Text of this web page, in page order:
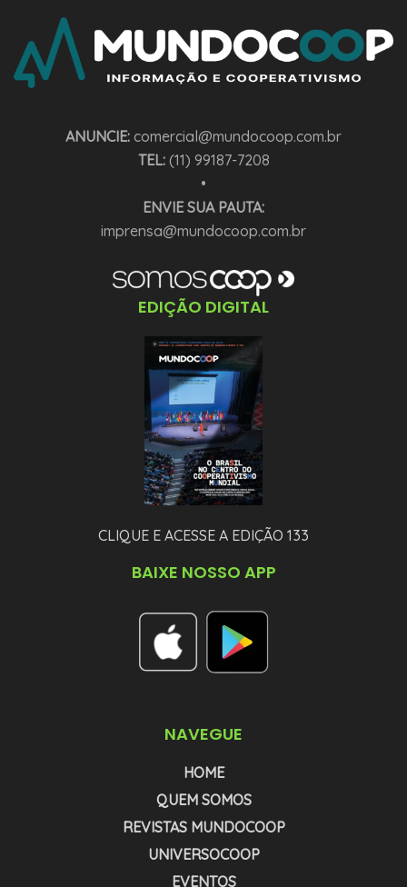
ANUNCIE: comercial@mundocoop.com.br
TEL:(11) 99187-7208
•
ENVIE SUA PAUTA:
imprensa@mundocoop.com.br
EDIÇÃO DIGITAL
CLIQUE E ACESSE A EDIÇÃO 133
BAIXE NOSSO APP
NAVEGUE
HOME
QUEM SOMOS
REVISTAS MUNDOCOOP
UNIVERSOCOOP
EVENTOS